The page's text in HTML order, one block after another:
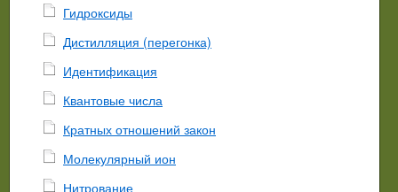
Гидроксиды
Дистилляция (перегонка)
Идентификация
Квантовые числа
Кратных отношений закон
Молекулярный ион
Нитрование